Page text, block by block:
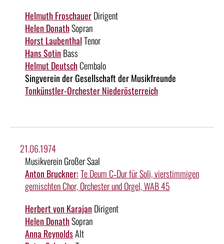
Helmuth FroschauerDirigent
Helen DonathSopran
Horst LaubenthalTenor
Hans Sotin Bass
Helmut DeutschCembalo
Singverein der Gesellschaft der Musikfreunde
Tonkünstler-Orchester Niederösterreich
21.06.1974
Musikverein Großer Saal
Anton Bruckner:Te Deum C‑Dur für Soli, vierstimmigen
gemischten Chor, Orchester und Orgel, WAB 45
Herbert von Karajan Dirigent
Helen DonathSopran
Anna ReynoldsAlt